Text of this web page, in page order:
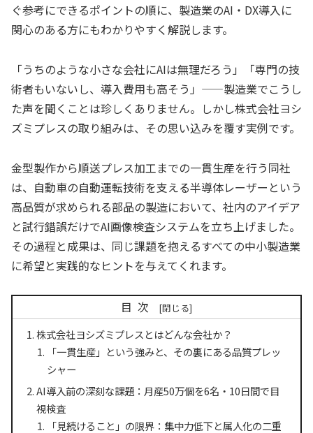
ぐ参考にできるポイントの順に、製造業のAI・DX導入に
関心のある方にもわかりやすく解説します。
「うちのような小さな会社にAIは無理だろう」「専門の技
術者もいないし、導入費用も高そう」——製造業でこうし
た声を聞くことは珍しくありません。しかし株式会社ヨシ
ズミプレスの取り組みは、その思い込みを覆す実例です。
金型製作から順送プレス加工までの一貫生産を行う同社
は、自動車の自動運転技術を支える半導体レーザーという
高品質が求められる部品の製造において、社内のアイデア
と試行錯誤だけでAI画像検査システムを立ち上げました。
その過程と成果は、同じ課題を抱えるすべての中小製造業
に希望と実践的なヒントを与えてくれます。
目次
株式会社ヨシズミプレスとはどんな会社か？
「一貫生産」という強みと、その裏にある品質プレッ
シャー
AI導入前の深刻な課題：月産50万個を6名・10日間で目
視検査
「見続けること」の限界：集中力低下と属人化の二重